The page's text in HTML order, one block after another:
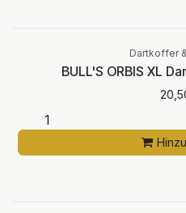
Dartkoffer
BULL'S ORBIS XL